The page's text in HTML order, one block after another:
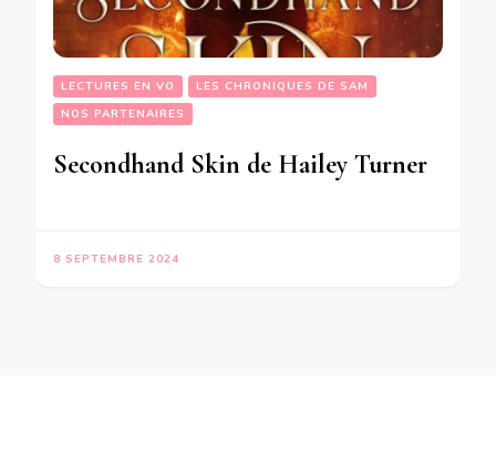
LECTURES EN VO
LES CHRONIQUES DE SAM
NOS PARTENAIRES
Secondhand Skin de Hailey Turner
8 SEPTEMBRE 2024